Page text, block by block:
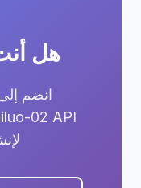
هل
انضم